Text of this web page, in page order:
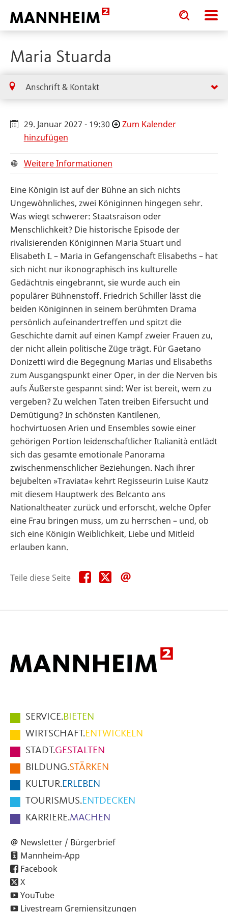
Toggle
search
input
Toggle
search
input
Maria Stuarda
Anschrift & Kontakt
29. Januar 2027 - 19:30
Zum Kalender
hinzufügen
Weitere Informationen
Eine Königin ist auf der Bühne an sich nichts
Ungewöhnliches, zwei Königinnen hingegen sehr.
Was wiegt schwerer: Staatsraison oder
Menschlichkeit? Die historische Episode der
rivalisierenden Königinnen Maria Stuart und
Elisabeth I. – Maria in Gefangenschaft Elisabeths – hat
sich nicht nur ikonographisch ins kulturelle
Gedächtnis eingebrannt, sie wurde auch ein
populärer Bühnenstoff. Friedrich Schiller lässt die
beiden Königinnen in seinem berühmten Drama
persönlich aufeinandertreffen und spitzt die
Geschichte damit auf einen Kampf zweier Frauen zu,
der nicht allein politische Züge trägt. Für Gaetano
Donizetti wird die Begegnung Marias und Elisabeths
zum Ausgangspunkt einer Oper, in der die Nerven bis
aufs Äußerste gespannt sind: Wer ist bereit, wem zu
vergeben? Zu welchen Taten treiben Eifersucht und
Demütigung? In schönsten Kantilenen,
hochvirtuosen Arien und Ensembles sowie einer
gehörigen Portion leidenschaftlicher Italianità entlädt
sich das gesamte emotionale Panorama
zwischenmenschlicher Beziehungen. Nach ihrer
bejubelten »Traviata« kehrt Regisseurin Luise Kautz
mit diesem Hauptwerk des Belcanto ans
Nationaltheater zurück und erforscht, welche Opfer
eine Frau bringen muss, um zu herrschen – und, ob
sich eine Königin Weiblichkeit, Liebe und Mitleid
erlauben kann.
Teile diese Seite Teile
diese
Teile
diese
Hauptmenüpunkte
im
Fußbereich
der
Seite
SERVICE.BIETEN
WIRTSCHAFT.ENTWICKELN
STADT.GESTALTEN
BILDUNG.STÄRKEN
KULTUR.ERLEBEN
TOURISMUS.ENTDECKEN
KARRIERE.MACHEN
Newsletter / Bürgerbrief
Mannheim-App
Facebook
X
YouTube
Livestream Gremiensitzungen